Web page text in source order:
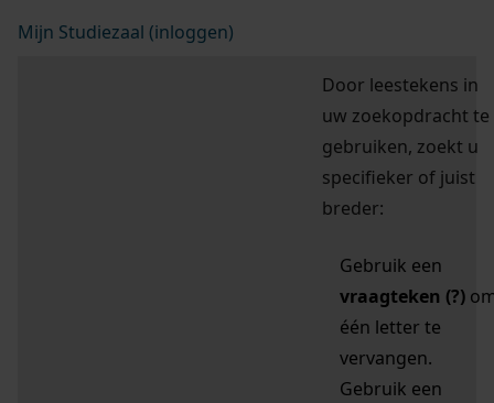
Mijn Studiezaal (inloggen)
Door leestekens in
uw zoekopdracht te
gebruiken, zoekt u
specifieker of juist
breder:
Gebruik een
vraagteken (?)
één letter te
vervangen.
Gebruik een